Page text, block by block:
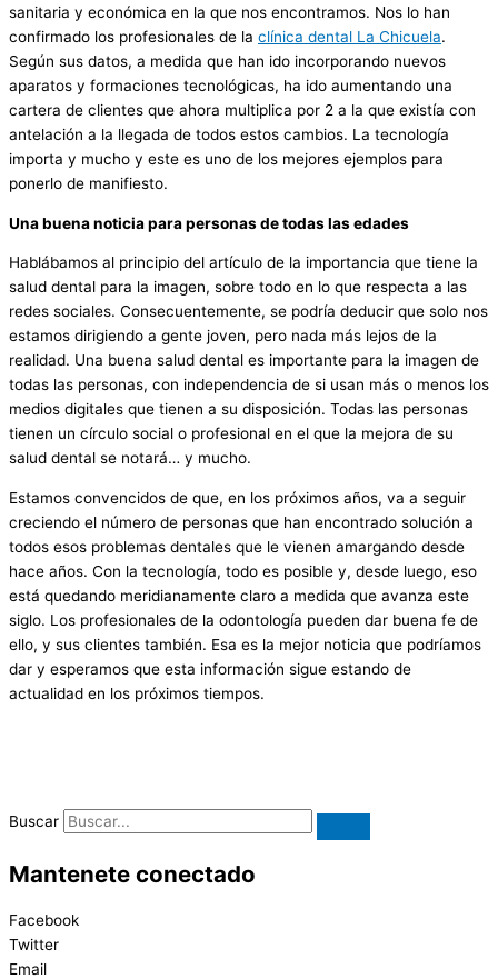
sanitaria y económica en la que nos encontramos. Nos lo han
confirmado los profesionales de la clínica dental La Chicuela.
Según sus datos, a medida que han ido incorporando nuevos
aparatos y formaciones tecnológicas, ha ido aumentando una
cartera de clientes que ahora multiplica por 2 a la que existía con
antelación a la llegada de todos estos cambios. La tecnología
importa y mucho y este es uno de los mejores ejemplos para
ponerlo de manifiesto.
Una buena noticia para personas de todas las edades
Hablábamos al principio del artículo de la importancia que tiene la
salud dental para la imagen, sobre todo en lo que respecta a las
redes sociales. Consecuentemente, se podría deducir que solo nos
estamos dirigiendo a gente joven, pero nada más lejos de la
realidad. Una buena salud dental es importante para la imagen de
todas las personas, con independencia de si usan más o menos los
medios digitales que tienen a su disposición. Todas las personas
tienen un círculo social o profesional en el que la mejora de su
salud dental se notará… y mucho.
Estamos convencidos de que, en los próximos años, va a seguir
creciendo el número de personas que han encontrado solución a
todos esos problemas dentales que le vienen amargando desde
hace años. Con la tecnología, todo es posible y, desde luego, eso
está quedando meridianamente claro a medida que avanza este
siglo. Los profesionales de la odontología pueden dar buena fe de
ello, y sus clientes también. Esa es la mejor noticia que podríamos
dar y esperamos que esta información sigue estando de
actualidad en los próximos tiempos.
Buscar
Mantenete conectado
Facebook
Twitter
Email